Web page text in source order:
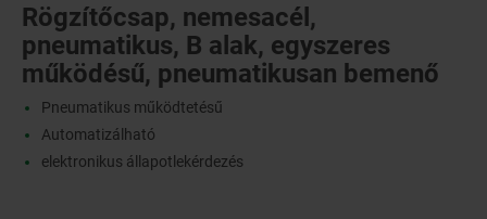
Rögzítőcsap, nemesacél,
pneumatikus, B alak, egyszeres
működésű, pneumatikusan bemenő
Pneumatikus működtetésű
Automatizálható
elektronikus állapotlekérdezés